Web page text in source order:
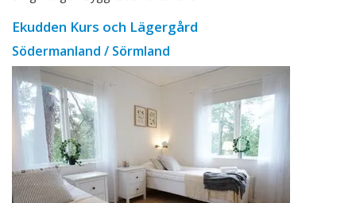
Ekudden Kurs och Lägergård
Södermanland / Sörmland